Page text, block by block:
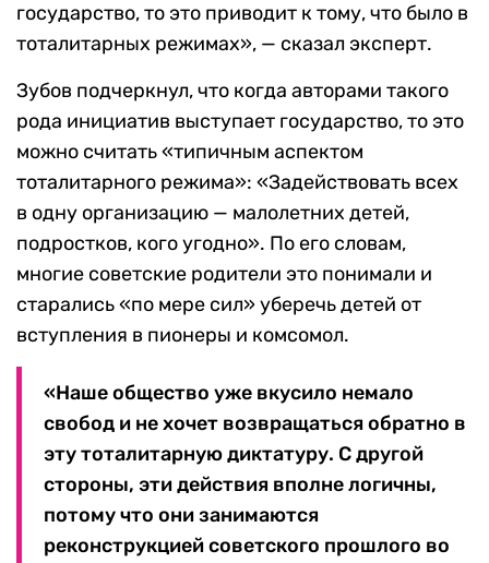
государство, то это приводит к тому, что было в
тоталитарных режимах», — сказал эксперт.
Зубов подчеркнул, что когда авторами такого
рода инициатив выступает государство, то это
можно считать «типичным аспектом
тоталитарного режима»: «Задействовать всех
в одну организацию — малолетних детей,
подростков, кого угодно». По его словам,
многие советские родители это понимали и
старались «по мере сил» уберечь детей от
вступления в пионеры и комсомол.
«Наше общество уже вкусило немало
свобод и не хочет возвращаться обратно в
эту тоталитарную диктатуру. С другой
стороны, эти действия вполне логичны,
потому что они занимаются
реконструкцией советского прошлого во